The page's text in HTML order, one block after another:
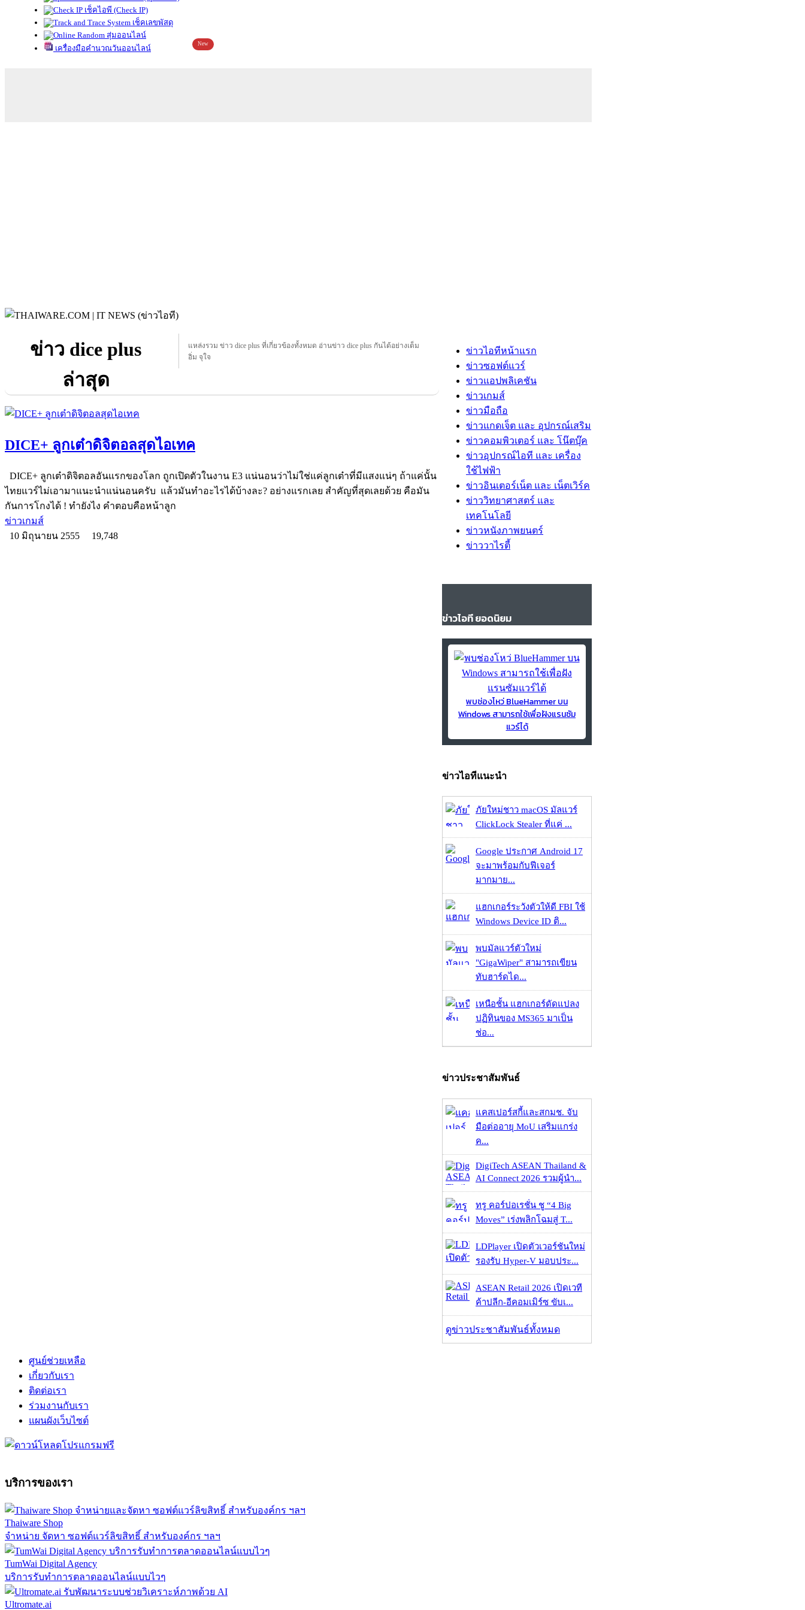
เช็คไอพี (Check IP)
เช็คเลขพัสดุ
สุ่มออนไลน์
เครื่องมือคำนวณวันออนไลน์
New
ข่าว dice plus
ล่าสุด
แหล่งรวม ข่าว dice plus ที่เกี่ยวข้องทั้งหมด อ่านข่าว dice plus กันได้อย่างเต็ม
อิ่ม จุใจ
DICE+ ลูกเต๋าดิจิตอลสุดไอเทค
DICE+ ลูกเต๋าดิจิตอลอันแรกของโลก ถูกเปิดตัวในงาน E3 แน่นอนว่าไม่ใช่แค่ลูกเต๋าที่มีแสงแน่ๆ ถ้าแค่นั้น
ไทยแวร์ไม่เอามาแนะนำแน่นอนครับ แล้วมันทำอะไรได้บ้างละ? อย่างแรกเลย สำคัญที่สุดเลยด้วย คือมัน
กันการโกงได้ ! ทำยังไง คำตอบคือหน้าลูก
ข่าวเกมส์
10 มิถุนายน 2555
19,748
ข่าวไอทีหน้าแรก
ข่าวซอฟต์แวร์
ข่าวแอปพลิเคชัน
ข่าวเกมส์
ข่าวมือถือ
ข่าวแกดเจ็ต และ อุปกรณ์เสริม
ข่าวคอมพิวเตอร์ และ โน๊ตบุ๊ค
ข่าวอุปกรณ์ไอที และ เครื่อง
ใช้ไฟฟ้า
ข่าวอินเตอร์เน็ต และ เน็ตเวิร์ค
ข่าววิทยาศาสตร์ และ
เทคโนโลยี
ข่าวหนังภาพยนตร์
ข่าววาไรตี้
ข่าวไอที ยอดนิยม
พบช่องโหว่ BlueHammer บน
Windows สามารถใช้เพื่อฝังแรนซัม
แวร์ได้
ข่าวไอทีแนะนำ
ภัยใหม่ชาว macOS มัลแวร์
ClickLock Stealer ที่แค่ ...
Google ประกาศ Android 17
จะมาพร้อมกับฟีเจอร์
มากมาย...
แฮกเกอร์ระวังตัวให้ดี FBI ใช้
Windows Device ID ติ...
พบมัลแวร์ตัวใหม่
"GigaWiper" สามารถเขียน
ทับฮาร์ดได...
เหนือชั้น แฮกเกอร์ดัดแปลง
ปฏิทินของ MS365 มาเป็น
ช่อ...
ข่าวประชาสัมพันธ์
แคสเปอร์สกี้และสกมช. จับ
มือต่ออายุ MoU เสริมแกร่ง
ค...
DigiTech ASEAN Thailand &
AI Connect 2026 รวมผู้นำ...
ทรู คอร์ปอเรชั่น ชู “4 Big
Moves” เร่งพลิกโฉมสู่ T...
LDPlayer เปิดตัวเวอร์ชันใหม่
รองรับ Hyper-V มอบประ...
ASEAN Retail 2026 เปิดเวที
ค้าปลีก-อีคอมเมิร์ซ ขับเ...
ดูข่าวประชาสัมพันธ์ทั้งหมด
ศูนย์ช่วยเหลือ
เกี่ยวกับเรา
ติดต่อเรา
ร่วมงานกับเรา
แผนผังเว็บไซต์
บริการของเรา
Thaiware Shop
จำหน่าย จัดหา ซอฟต์แวร์ลิขสิทธิ์ สำหรับองค์กร ฯลฯ
TumWai Digital Agency
บริการรับทำการตลาดออนไลน์แบบไวๆ
Ultromate.ai